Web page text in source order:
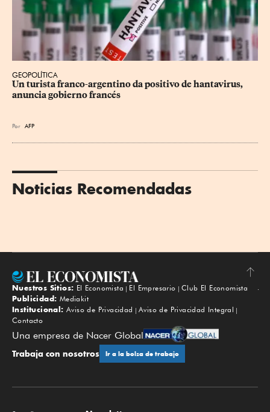
GEOPOLÍTICA
Un turista franco-argentino da positivo de hantavirus,
anuncia gobierno francés
Por AFP
Noticias Recomendadas
Subir
Nuestros Sitios: El Economista El Empresario
Club El Economista
Publicidad: Mediakit
Institucional: Aviso de Privacidad
Aviso de Privacidad Integral
Contacto
Una empresa de Nacer Global
Trabaja con nosotros Ir a la bolsa de trabajo